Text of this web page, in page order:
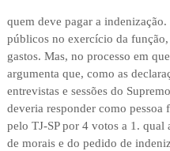
quem deve pagar a
públicos no exercício da
gastos. Mas, no processo em
argumenta que, como as
entrevistas e sessões do
deveria responder como
pelo TJ-SP por 4 votos a 1. qual
de morais e do pedido de